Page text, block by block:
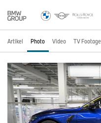
Artikel Photo Video TV Footage